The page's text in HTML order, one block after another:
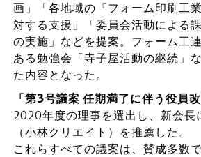
画」「各地域の『フォーム印刷工
対する支援」「委員会活動による
の実施」などを提案。フォーム工
ある勉強会「寺子屋活動の継続」
た内容となった。
「第3号議案 任期満了に伴う役員改
2020年度の理事を選出し、新会長
（小林クリエイト）を推薦した。
これらすべての議案は、賛成多数